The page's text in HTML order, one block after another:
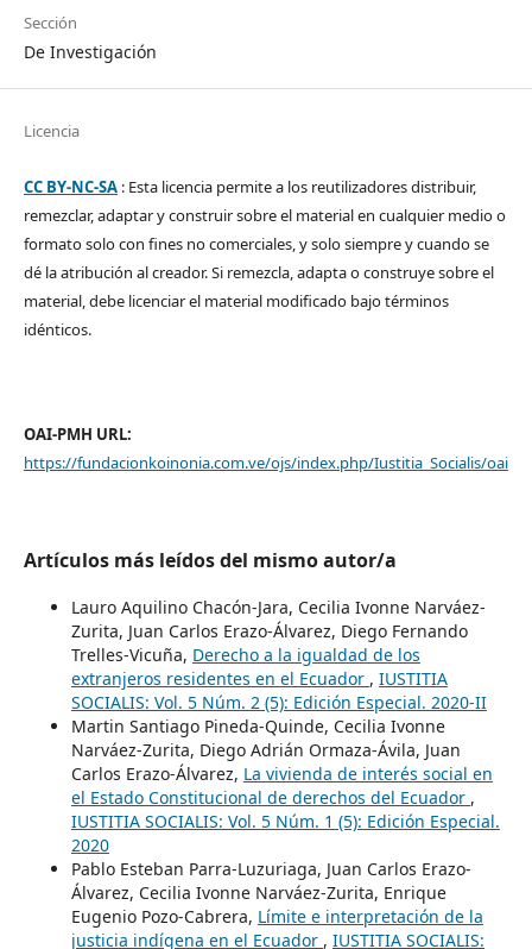
Sección
De Investigación
Licencia
CC BY-NC-SA: Esta licencia permite a los reutilizadores distribuir,
remezclar, adaptar y construir sobre el material en cualquier medio o
formato solo con fines no comerciales, y solo siempre y cuando se
dé la atribución al creador. Si remezcla, adapta o construye sobre el
material, debe licenciar el material modificado bajo términos
idénticos.
OAI-PMH URL:
https://fundacionkoinonia.com.ve/ojs/index.php/Iustitia_Socialis/oai
Artículos más leídos del mismo autor/a
Lauro Aquilino Chacón-Jara, Cecilia Ivonne Narváez-
Zurita, Juan Carlos Erazo-Álvarez, Diego Fernando
Trelles-Vicuña, Derecho a la igualdad de los
extranjeros residentes en el Ecuador , IUSTITIA
SOCIALIS: Vol. 5 Núm. 2 (5): Edición Especial. 2020-II
Martin Santiago Pineda-Quinde, Cecilia Ivonne
Narváez-Zurita, Diego Adrián Ormaza-Ávila, Juan
Carlos Erazo-Álvarez, La vivienda de interés social en
el Estado Constitucional de derechos del Ecuador ,
IUSTITIA SOCIALIS: Vol. 5 Núm. 1 (5): Edición Especial.
2020
Pablo Esteban Parra-Luzuriaga, Juan Carlos Erazo-
Álvarez, Cecilia Ivonne Narváez-Zurita, Enrique
Eugenio Pozo-Cabrera, Límite e interpretación de la
justicia indígena en el Ecuador , IUSTITIA SOCIALIS: